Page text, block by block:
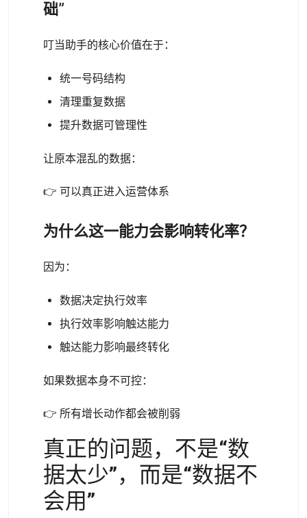
础”
叮当助手的核心价值在于：
统一号码结构
清理重复数据
提升数据可管理性
让原本混乱的数据：
👉 可以真正进入运营体系
为什么这一能力会影响转化率？
因为：
数据决定执行效率
执行效率影响触达能力
触达能力影响最终转化
如果数据本身不可控：
👉 所有增长动作都会被削弱
真正的问题，不是“数
据太少”，而是“数据不
会用”